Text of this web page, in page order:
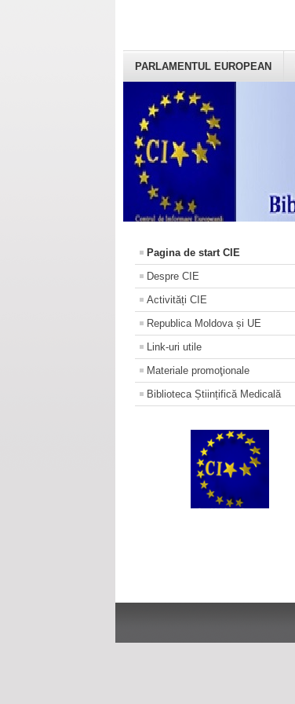
PARLAMENTUL EUROPEAN
Pagina de start CIE
Despre CIE
Activități CIE
Republica Moldova și UE
Link-uri utile
Materiale promoţionale
Biblioteca Științifică Medicală